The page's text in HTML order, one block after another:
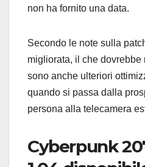
non ha fornito una data.
Secondo le note sulla
migliorata, il che dovrebbe
sono anche ulteriori
quando si passa dalla
persona alla telecamera
Cyberpunk